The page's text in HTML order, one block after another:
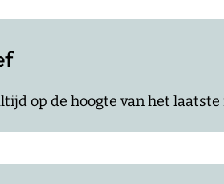
op de hoogte van het